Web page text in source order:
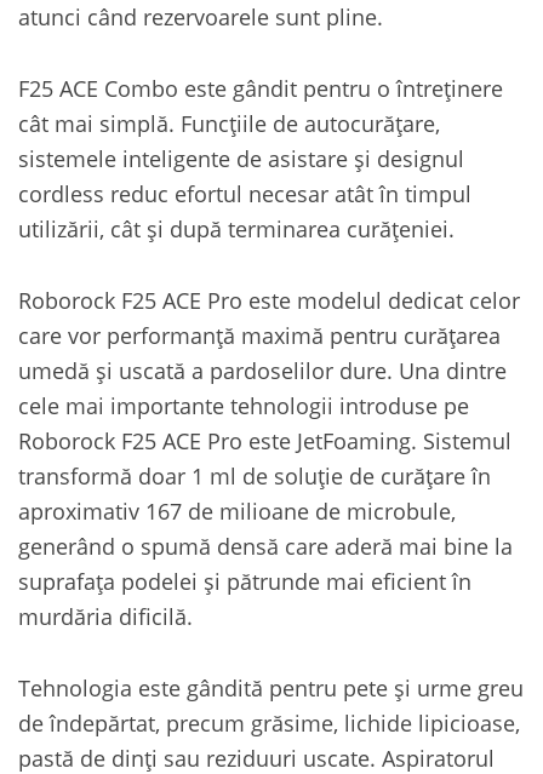
atunci când rezervoarele sunt pline.
F25 ACE Combo este gândit pentru o întreținere
cât mai simplă. Funcțiile de autocurățare,
sistemele inteligente de asistare și designul
cordless reduc efortul necesar atât în timpul
utilizării, cât și după terminarea curățeniei.
Roborock F25 ACE Pro este modelul dedicat celor
care vor performanță maximă pentru curățarea
umedă și uscată a pardoselilor dure. Una dintre
cele mai importante tehnologii introduse pe
Roborock F25 ACE Pro este JetFoaming. Sistemul
transformă doar 1 ml de soluție de curățare în
aproximativ 167 de milioane de microbule,
generând o spumă densă care aderă mai bine la
suprafața podelei și pătrunde mai eficient în
murdăria dificilă.
Tehnologia este gândită pentru pete și urme greu
de îndepărtat, precum grăsime, lichide lipicioase,
pastă de dinți sau reziduuri uscate. Aspiratorul